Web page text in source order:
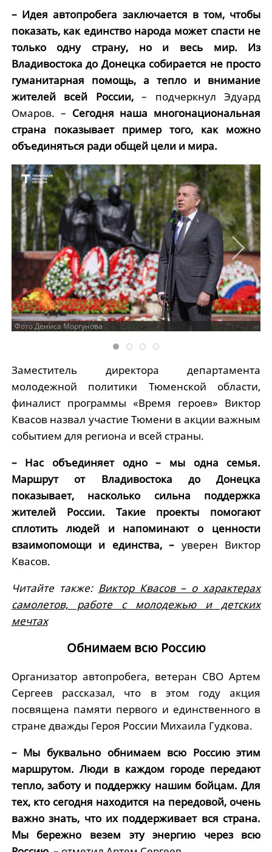
– Идея автопробега заключается в том, чтобы
показать, как единство народа может спасти не
только одну страну, но и весь мир. Из
Владивостока до Донецка собирается не просто
гуманитарная помощь, а тепло и внимание
жителей всей России,– подчеркнул Эдуард
Омаров. – Сегодня наша многонациональная
страна показывает пример того, как можно
объединяться ради общей цели и мира.
Фото Дениса Моргунова
Заместитель директора департамента
молодежной политики Тюменской области,
финалист программы «Время героев» Виктор
Квасов назвал участие Тюмени в акции важным
событием для региона и всей страны.
– Нас объединяет одно – мы одна семья.
Маршрут от Владивостока до Донецка
показывает, насколько сильна поддержка
жителей России. Такие проекты помогают
сплотить людей и напоминают о ценности
взаимопомощи и единства, – уверен Виктор
Квасов.
Читайте также: Виктор Квасов – о характерах
самолетов, работе с молодежью и детских
мечтах
Обнимаем всю Россию
Организатор автопробега, ветеран СВО Артем
Сергеев рассказал, что в этом году акция
посвящена памяти первого и единственного в
стране дважды Героя России Михаила Гудкова.
– Мы буквально обнимаем всю Россию этим
маршрутом. Люди в каждом городе передают
тепло, заботу и поддержку нашим бойцам. Для
тех, кто сегодня находится на передовой, очень
важно знать, что их поддерживает вся страна.
Мы бережно везем эту энергию через всю